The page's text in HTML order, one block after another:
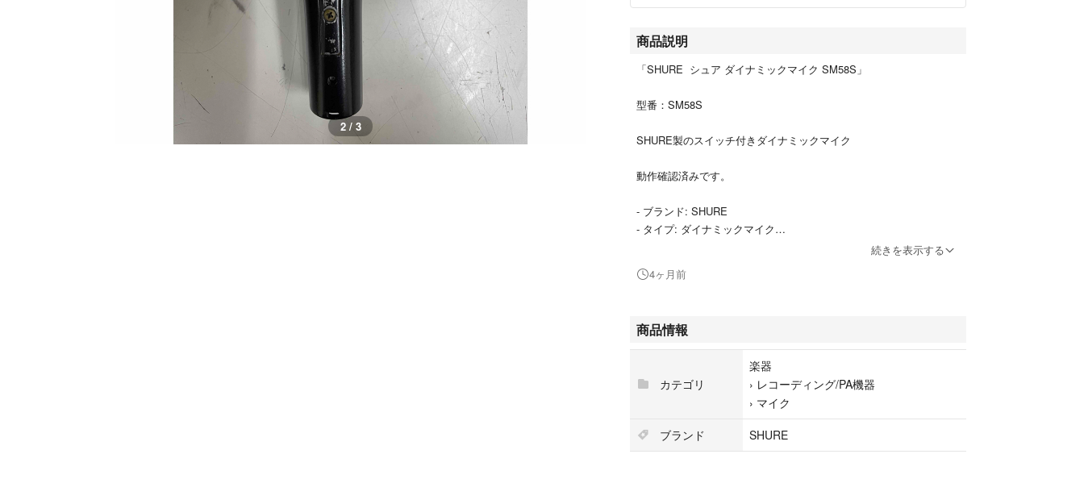
2 / 3
商品説明
「SHURE シュア ダイナミックマイク SM58S」
型番：SM58S
SHURE製のスイッチ付きダイナミックマイク
動作確認済みです。
- ブランド: SHURE
- タイプ: ダイナミックマイク
#シュア
#楽器
#レコーディング/PA機器
続きを表示する
4ヶ月前
商品情報
カテゴリ
楽器
› レコーディング/PA機器
› マイク
ブランド
SHURE